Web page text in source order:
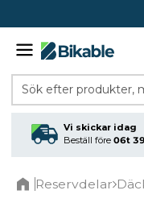
Sök efter produkter,
Vi skickar idag
Beställ före 06t
Reservdelar